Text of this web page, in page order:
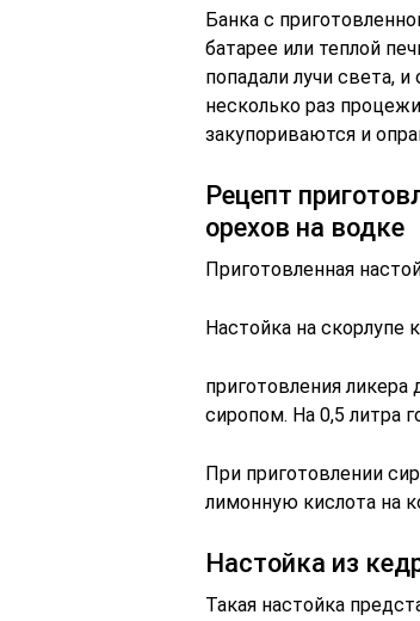
Банка с
батарее или теплой
попадали лучи света,
несколько раз
закупориваются и
Рецепт
орехов на водке
Приготовленная
Настойка на скорлупе
приготовления ликера
сиропом. На 0,5 литра
При приготовлении
лимонную кислота на
Настойка из
Такая настойка